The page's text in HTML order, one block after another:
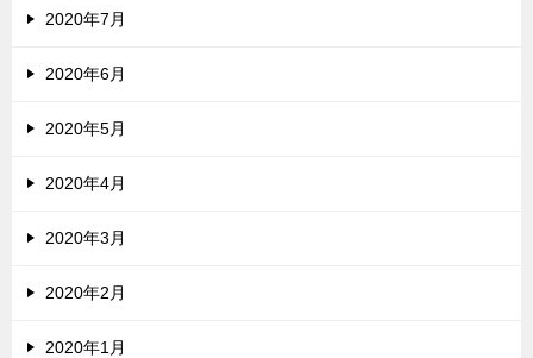
2020年7月
2020年6月
2020年5月
2020年4月
2020年3月
2020年2月
2020年1月